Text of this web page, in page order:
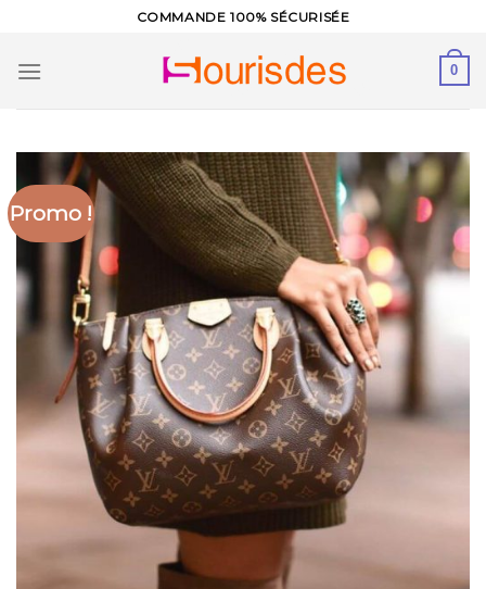
content
COMMANDE 100% SÉCURISÉE
0
Promo !